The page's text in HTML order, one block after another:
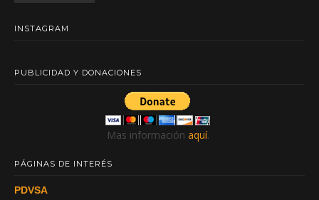
INSTAGRAM
PUBLICIDAD Y DONACIONES
Mas información aquí.
PÁGINAS DE INTERÉS
PDVSA